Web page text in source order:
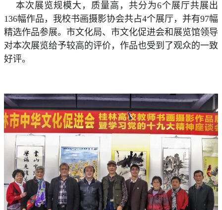
本次展览规模大，质量高，共分为6个展厅共展出
136幅作品，我校书画摄影协会共占4个展厅，并有97幅
精选作品参展。市文化局、市文化促进会和展览馆领导
对本次展览给予较高的评价，作品也受到了观众的一致
好评。